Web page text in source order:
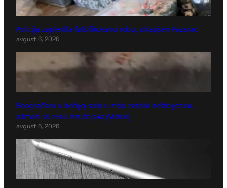
Policija zaplenila falsifikovanu robu, uhapšen Pazarac
avgust 6, 2026
Beograđani u dečijoj sobi u zidu zatekli nešto jezivo,
odmah su zvali stručnjaka (Video)
avgust 6, 2026